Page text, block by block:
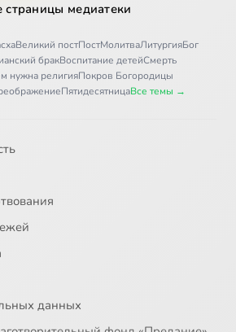
страницы медиатеки
Великий постПостМолитваЛитургияБог
бракВоспитание детейСмерть
нужна религияПокров Богородицы
ПятидесятницаВсе темы →
данных